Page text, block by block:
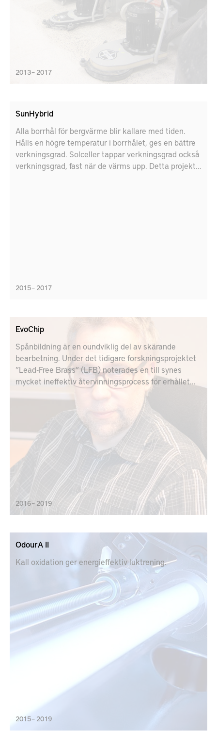
2013 – 2017
SunHybrid
Alla borrhål för bergvärme blir kallare med tiden.
Hålls en högre temperatur i borrhålet, ges en bättre
verkningsgrad. Solceller tappar verkningsgrad också
verkningsgrad, fast när de värms upp. Detta projekt
2015 – 2017
EvoChip
Spånbildning är en oundviklig del av skärande
bearbetning. Under det tidigare forskningsprojektet
”Lead-Free Brass” (LFB) noterades en till synes
mycket ineffektiv återvinningsprocess för erhållet
mässingsskrot, inklusive spånor.
2016 – 2019
OdourA II
Kall oxidation ger energieffektiv luktrening.
2015 – 2019